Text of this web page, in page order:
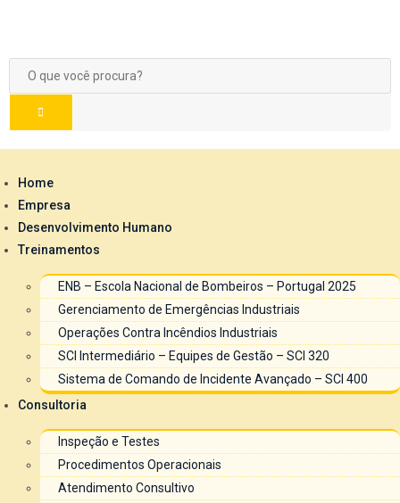
Home
Empresa
Desenvolvimento Humano
Treinamentos
ENB – Escola Nacional de Bombeiros – Portugal 2025
Gerenciamento de Emergências Industriais
Operações Contra Incêndios Industriais
SCI Intermediário – Equipes de Gestão – SCI 320
Sistema de Comando de Incidente Avançado – SCI 400
Consultoria
Inspeção e Testes
Procedimentos Operacionais
Atendimento Consultivo